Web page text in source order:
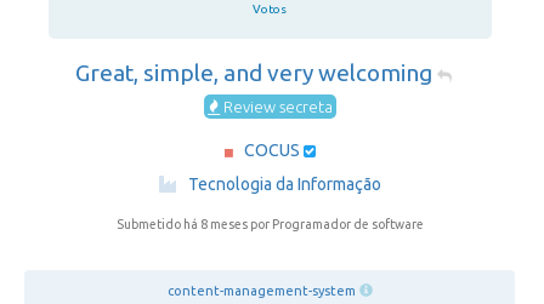
Votos
Great, simple, and very welcoming
Review secreta
COCUS
Tecnologia da Informação
Submetido há 8 meses por Programador de software
content-management-system